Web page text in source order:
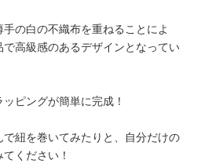
の白の不織布を重ねることによ
高級感のあるデザインとなってい
ピングが簡単に完成！
紐を巻いてみたりと、自分だけの
ください！